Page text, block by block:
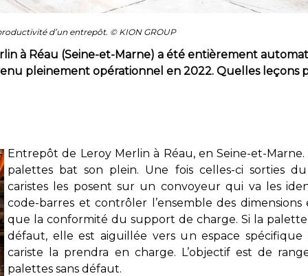
d’un entrepôt. © KION GROUP
à Réau (Seine-et-Marne) a été entièrement
pleinement opérationnel en 2022. Quelles leçons
Entrepôt de Leroy Merlin à Réau, en Seine-et-
palettes bat son plein. Une fois celles-ci sorties
caristes les posent sur un convoyeur qui va les
code-barres et contrôler l’ensemble des dimensions
que la conformité du support de charge. Si la
défaut, elle est aiguillée vers un espace
cariste la prendra en charge. L’objectif est de
palettes sans défaut.